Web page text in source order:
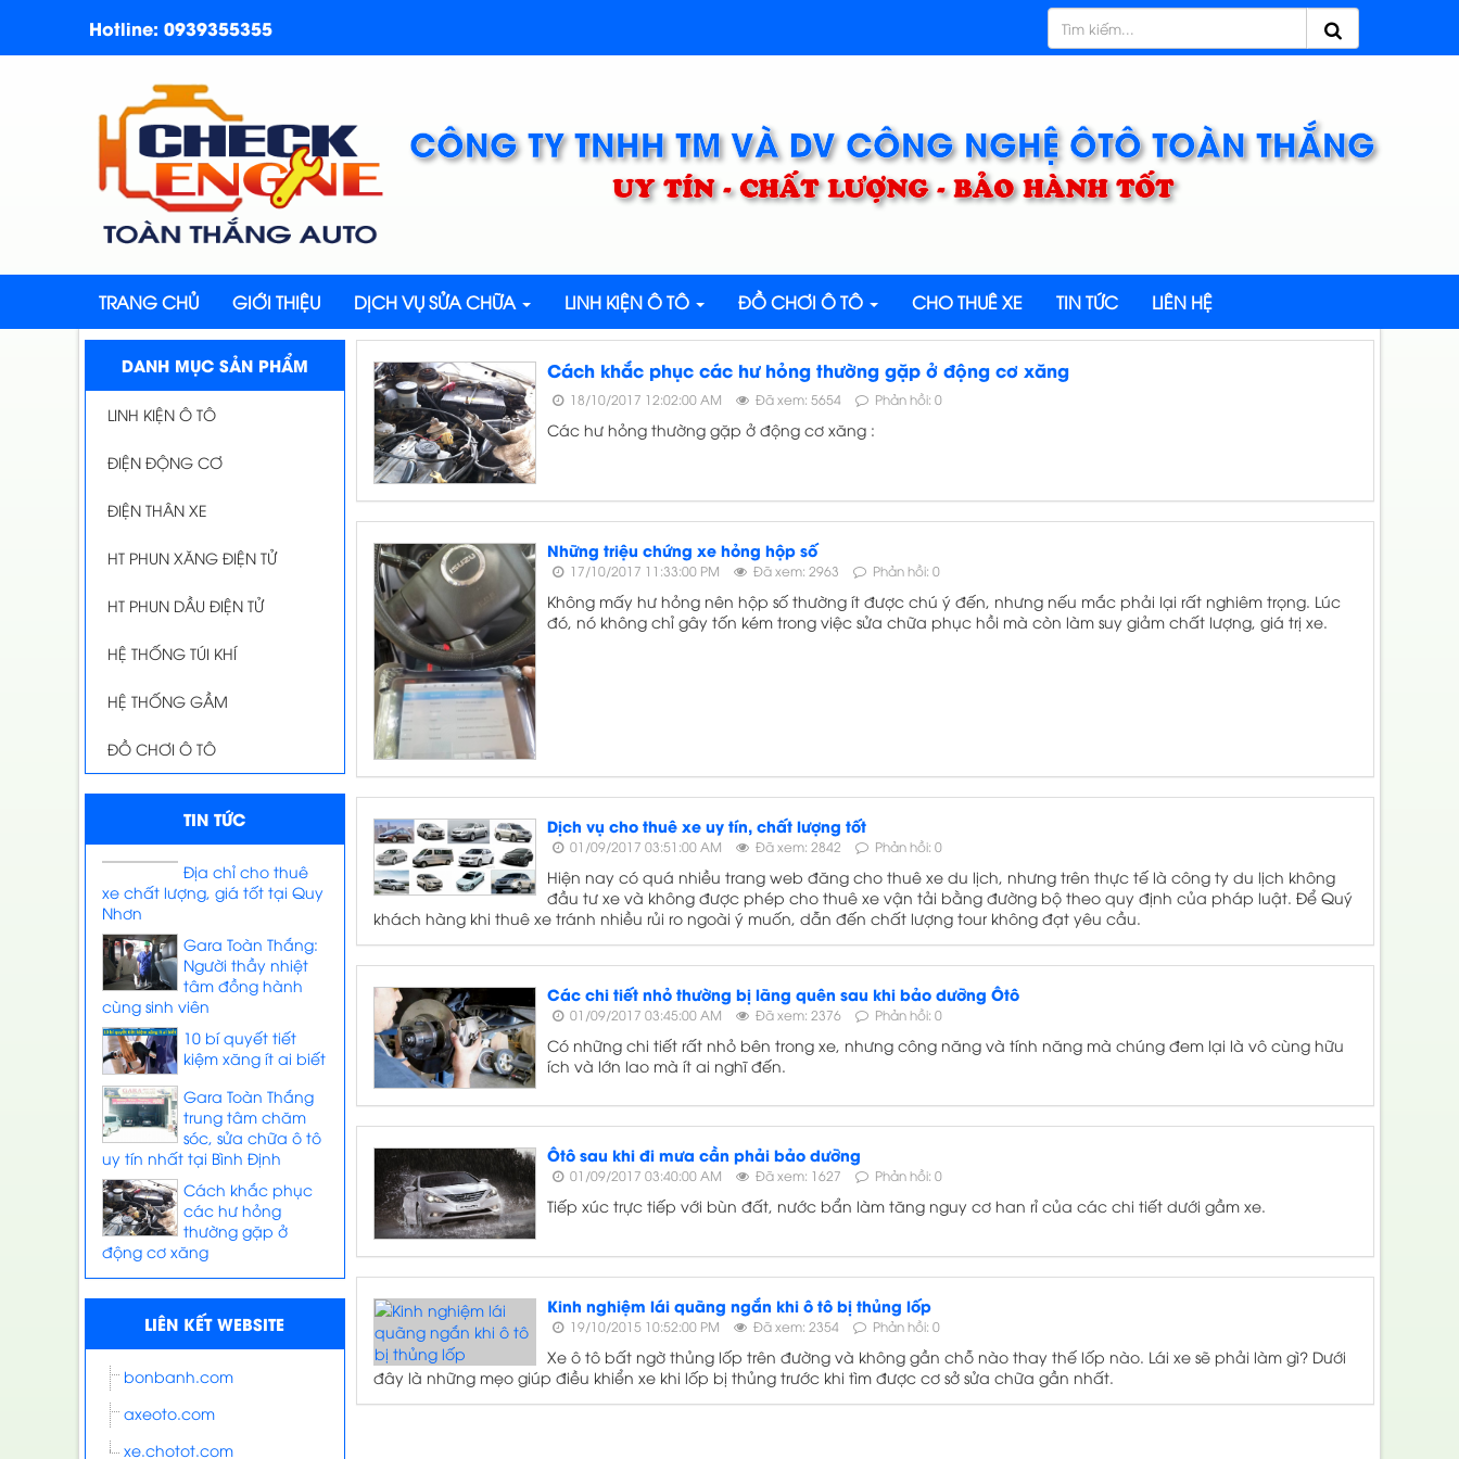
CÔNG TY TNHH TM VÀ DV CÔNG NGHỆ ÔTÔ TOÀN THẮNG
UY TÍN - CHẤT LƯỢNG - BẢO HÀNH TỐT
Hotline: 0939355355
TRANG CHỦ GIỚI THIỆU DỊCH VỤ SỬA CHỮA LINH KIỆN Ô TÔ ĐỒ CHƠI Ô TÔ CHO THUÊ XE TIN TỨC LIÊN HỆ
Cách khắc phục các hư hỏng thường gặp ở động cơ xăng
18/10/2017 12:02:00 AM Đã xem: 5654 Phản hồi: 0
Các hư hỏng thường gặp ở động cơ xăng :
Những triệu chứng xe hỏng hộp số
17/10/2017 11:33:00 PM Đã xem: 2963 Phản hồi: 0
Không mấy hư hỏng nên hộp số thường ít được chú ý đến, nhưng nếu mắc phải lại rất nghiêm trọng. Lúc
đó, nó không chỉ gây tốn kém trong việc sửa chữa phục hồi mà còn làm suy giảm chất lượng, giá trị xe.
Dịch vụ cho thuê xe uy tín, chất lượng tốt
01/09/2017 03:51:00 AM Đã xem: 2842 Phản hồi: 0
Hiện nay có quá nhiều trang web đăng cho thuê xe du lịch, nhưng trên thực tế là công ty du lịch không
đầu tư xe và không được phép cho thuê xe vận tải bằng đường bộ theo quy định của pháp luật. Để Quý
khách hàng khi thuê xe tránh nhiều rủi ro ngoài ý muốn, dẫn đến chất lượng tour không đạt yêu cầu.
Các chi tiết nhỏ thường bị lãng quên sau khi bảo dưỡng Ôtô
01/09/2017 03:45:00 AM Đã xem: 2376 Phản hồi: 0
Có những chi tiết rất nhỏ bên trong xe, nhưng công năng và tính năng mà chúng đem lại là vô cùng hữu
ích và lớn lao mà ít ai nghĩ đến.
Ôtô sau khi đi mưa cần phải bảo dưỡng
01/09/2017 03:40:00 AM Đã xem: 1627 Phản hồi: 0
Tiếp xúc trực tiếp với bùn đất, nước bẩn làm tăng nguy cơ han rỉ của các chi tiết dưới gầm xe.
Kinh nghiệm lái quãng ngắn khi ô tô bị thủng lốp
19/10/2015 10:52:00 PM Đã xem: 2354 Phản hồi: 0
Xe ô tô bất ngờ thủng lốp trên đường và không gần chỗ nào thay thế lốp nào. Lái xe sẽ phải làm gì? Dưới
đây là những mẹo giúp điều khiển xe khi lốp bị thủng trước khi tìm được cơ sở sửa chữa gần nhất.
DANH MỤC SẢN PHẨM
LINH KIỆN Ô TÔ
ĐIỆN ĐỘNG CƠ
ĐIỆN THÂN XE
HT PHUN XĂNG ĐIỆN TỬ
HT PHUN DẦU ĐIỆN TỬ
HỆ THỐNG TÚI KHÍ
HỆ THỐNG GẦM
ĐỒ CHƠI Ô TÔ
TIN TỨC
Địa chỉ cho thuê
xe chất lượng, giá tốt tại Quy
Nhơn
Gara Toàn Thắng:
Người thầy nhiệt
tâm đồng hành
cùng sinh viên
10 bí quyết tiết
kiệm xăng ít ai biết
Gara Toàn Thắng
trung tâm chăm
sóc, sửa chữa ô tô
uy tín nhất tại Bình Định
Cách khắc phục
các hư hỏng
thường gặp ở
động cơ xăng
LIÊN KẾT WEBSITE
bonbanh.com
axeoto.com
xe.chotot.com